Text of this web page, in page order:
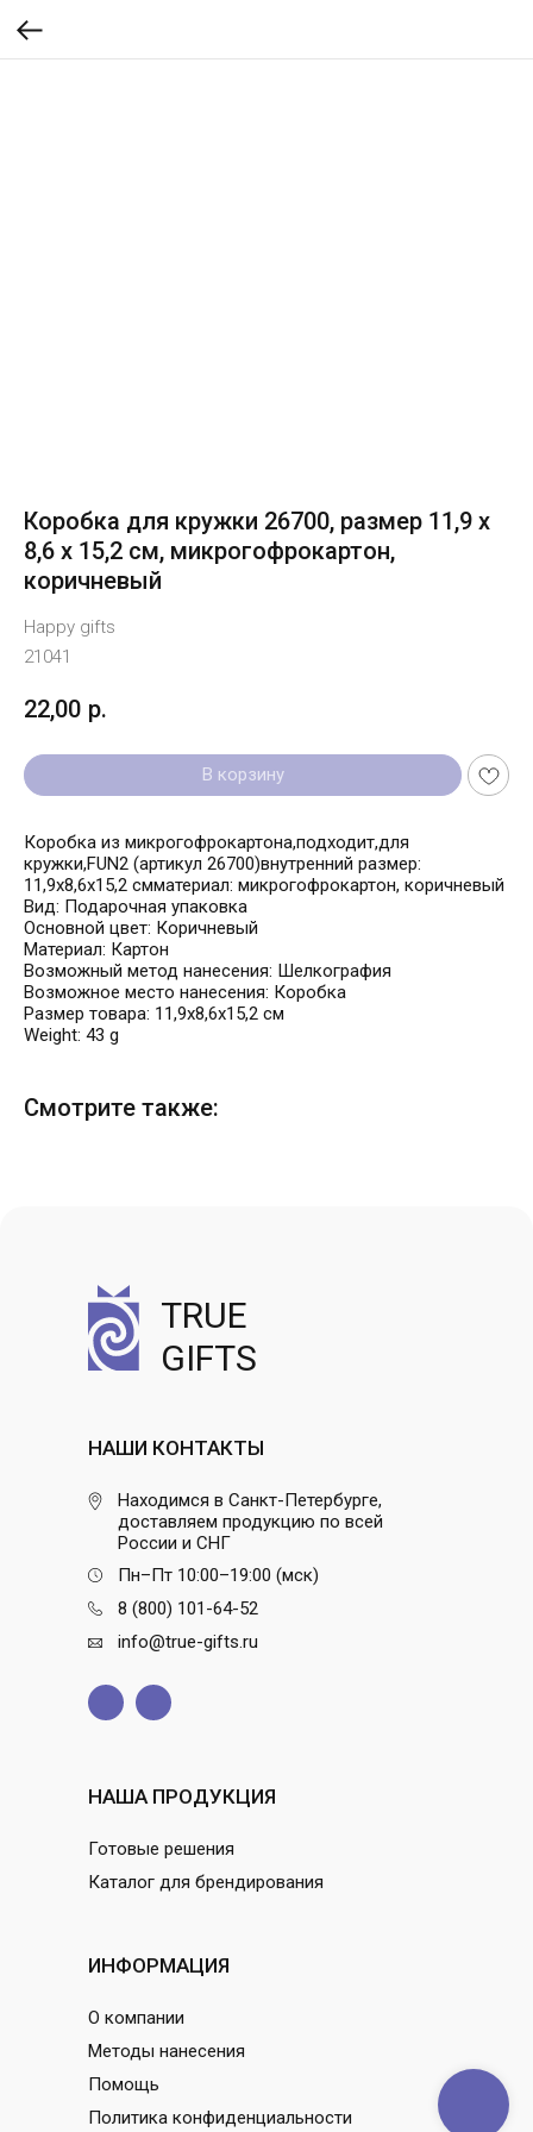
Коробка для кружки 26700, размер 11,9 х
8,6 х 15,2 см, микрогофрокартон,
коричневый
Happy gifts
21041
22,00 р.
В корзину
Коробка из микрогофрокартона,подходит,для
кружки,FUN2 (артикул 26700)внутренний размер:
11,9х8,6х15,2 смматериал: микрогофрокартон, коричневый
Вид: Подарочная упаковка
Основной цвет: Коричневый
Материал: Картон
Возможный метод нанесения: Шелкография
Возможное место нанесения: Коробка
Размер товара: 11,9х8,6х15,2 см
Weight: 43 g
Смотрите также:
TRUE
GIFTS
НАША ПРОДУКЦИЯ
Готовые решения
Каталог для брендирования
ИНФОРМАЦИЯ
О компании
Методы нанесения
Помощь
Политика конфиденциальности
НАШИ КОНТАКТЫ
Находимся в Санкт-Петербурге,
доставляем продукцию по всей
России и СНГ
Пн–Пт 10:00–19:00 (мск)
8 (800) 101-64-52
info@true-gifts.ru